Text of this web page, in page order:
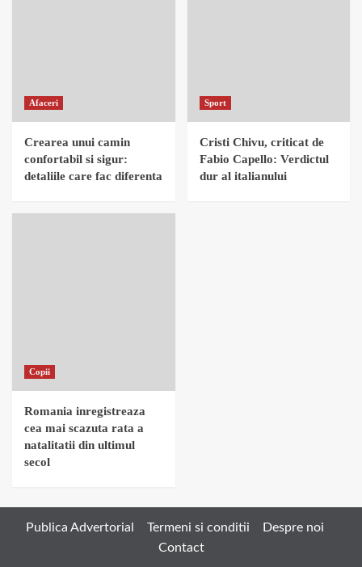
Afaceri
Crearea unui camin
confortabil si sigur:
detaliile care fac diferenta
Sport
Cristi Chivu, criticat de
Fabio Capello: Verdictul
dur al italianului
Copii
Romania inregistreaza
cea mai scazuta rata a
natalitatii din ultimul
secol
Publica Advertorial Termeni si conditii
Despre noi
Contact